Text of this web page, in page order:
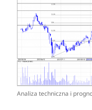
Analiza techniczna i